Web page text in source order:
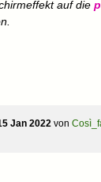
auf die
Jan 2022 von